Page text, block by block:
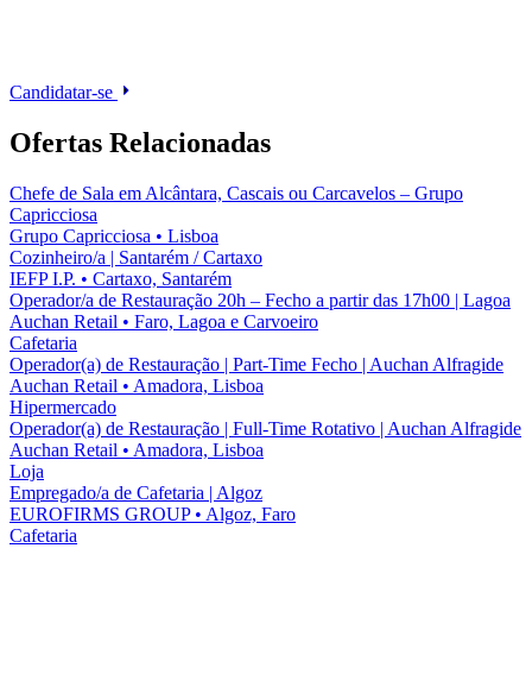
Candidatar-se
Ofertas Relacionadas
Chefe de Sala em Alcântara, Cascais ou Carcavelos – Grupo
Capricciosa
Grupo Capricciosa • Lisboa
Cozinheiro/a | Santarém / Cartaxo
IEFP I.P. • Cartaxo, Santarém
Operador/a de Restauração 20h – Fecho a partir das 17h00 | Lagoa
Auchan Retail • Faro, Lagoa e Carvoeiro
Cafetaria
Operador(a) de Restauração | Part-Time Fecho | Auchan Alfragide
Auchan Retail • Amadora, Lisboa
Hipermercado
Operador(a) de Restauração | Full-Time Rotativo | Auchan Alfragide
Auchan Retail • Amadora, Lisboa
Loja
Empregado/a de Cafetaria | Algoz
EUROFIRMS GROUP • Algoz, Faro
Cafetaria